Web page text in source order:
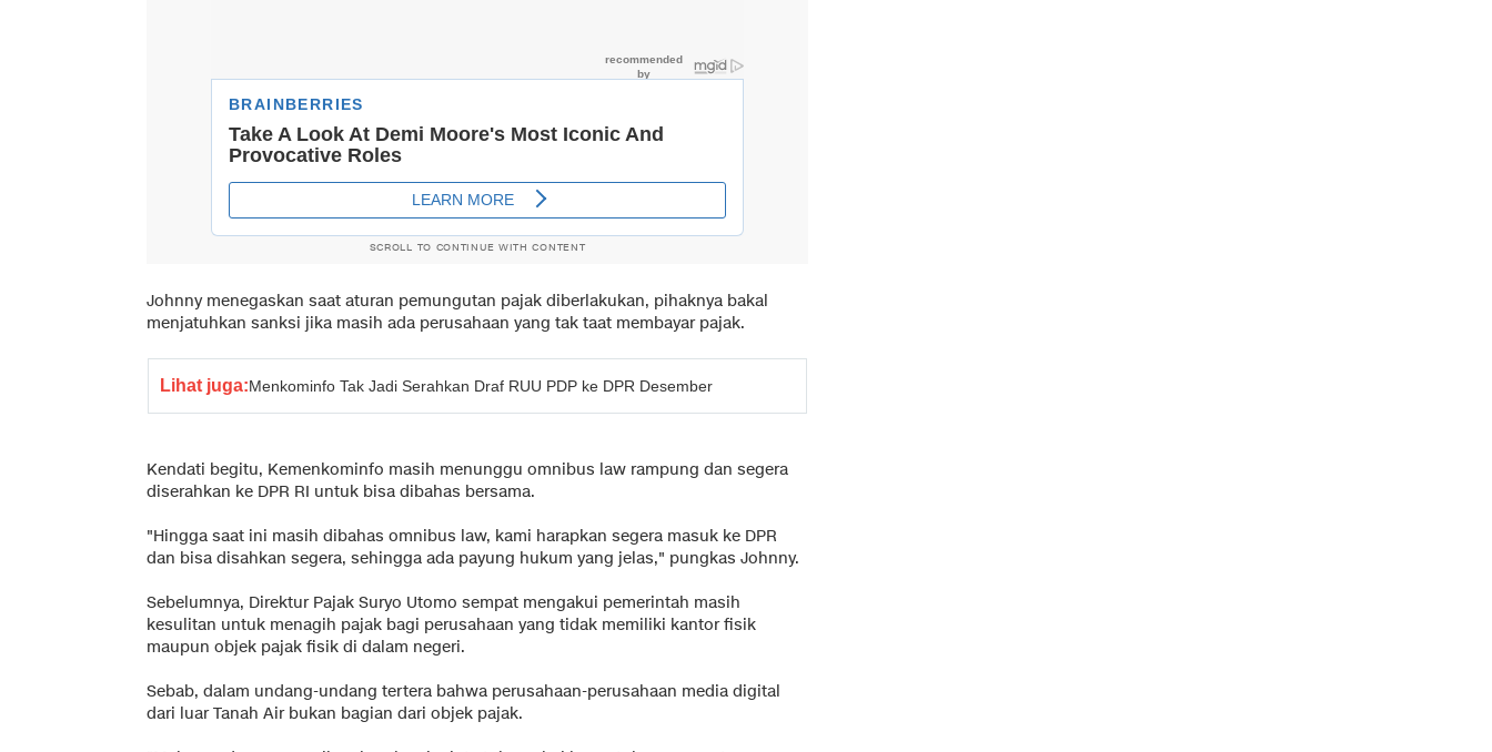
SCROLL TO CONTINUE WITH CONTENT
Johnny menegaskan saat aturan pemungutan pajak diberlakukan, pihaknya bakal
menjatuhkan sanksi jika masih ada perusahaan yang tak taat membayar pajak.
Lihat juga:Menkominfo Tak Jadi Serahkan Draf RUU PDP ke DPR Desember
Kendati begitu, Kemenkominfo masih menunggu omnibus law rampung dan segera
diserahkan ke DPR RI untuk bisa dibahas bersama.
"Hingga saat ini masih dibahas omnibus law, kami harapkan segera masuk ke DPR
dan bisa disahkan segera, sehingga ada payung hukum yang jelas," pungkas Johnny.
Sebelumnya, Direktur Pajak Suryo Utomo sempat mengakui pemerintah masih
kesulitan untuk menagih pajak bagi perusahaan yang tidak memiliki kantor fisik
maupun objek pajak fisik di dalam negeri.
Sebab, dalam undang-undang tertera bahwa perusahaan-perusahaan media digital
dari luar Tanah Air bukan bagian dari objek pajak.